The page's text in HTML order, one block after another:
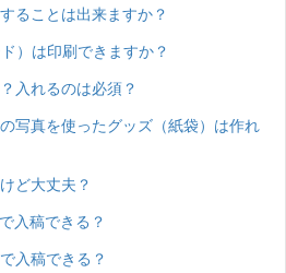
ることは出来ますか？
）は印刷できますか？
入れるのは必須？
写真を使ったグッズ（紙袋）は作れ
ど大丈夫？
入稿できる？
入稿できる？